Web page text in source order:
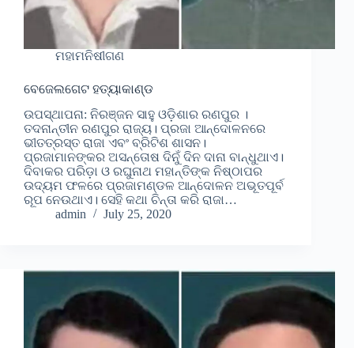
ମହାମନିଷୀଗଣ
ବେଜେଲଗେଟ ହତ୍ୟାକାଣ୍ଡ
ଉପସ୍ଥାପନା: ନିରଞ୍ଜନ ସାହୁ ଓଡ଼ିଶାର ରଣପୁର ।
ତଦନାନ୍ତୀନ ରଣପୁର ରାଜ୍ୟ। ପ୍ରଜା ଆନ୍ଦୋଳନରେ
ଭୀତତ୍ରସ୍ତ ରାଜା ଏବଂ ବ୍ରିଟିଶ ଶାସନ।
ପ୍ରଜାମାନଙ୍କର ଅସନ୍ତୋଷ ଦିନୁଁ ଦିନ ଦାନା ବାନ୍ଧୁଥାଏ।
ଦିବାକର ପରିଡ଼ା ଓ ରଘୁନାଥ ମହାନ୍ତିଙ୍କ ନିଷ୍ଠାପର
ଉଦ୍ୟମ ଫଳରେ ପ୍ରଜାମଣ୍ଡଳ ଆନ୍ଦୋଳନ ଅଭୂତପୂର୍ବ
ରୂପ ନେଉଥାଏ। ସେହି କଥା ଚିନ୍ତା କରି ରାଜା…
admin
July 25, 2020